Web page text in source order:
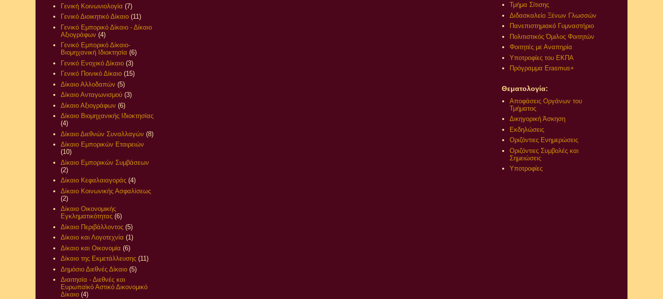
Γενική Κοινωνιολογία (7)
Γενικό Διοικητικό Δίκαιο (11)
Γενικό Εμπορικό Δίκαιο - Δίκαιο
Αξιογράφων (4)
Γενικό Εμπορικό Δίκαιο-
Βιομηχανική Ιδιοκτησία (6)
Γενικό Ενοχικό Δίκαιο (3)
Γενικό Ποινικό Δίκαιο (15)
Δίκαιο Αλλοδαπών (5)
Δίκαιο Ανταγωνισμού (3)
Δίκαιο Αξιογράφων (6)
Δίκαιο Βιομηχανικής Ιδιοκτησίας
(4)
Δίκαιο Διεθνών Συναλλαγών (8)
Δίκαιο Εμπορικών Εταιρειών
(10)
Δίκαιο Εμπορικών Συμβάσεων
(2)
Δίκαιο Κεφαλαιαγοράς (4)
Δίκαιο Κοινωνικής Ασφαλίσεως
(2)
Δίκαιο Οικονομικής
Εγκληματικότητας (6)
Δίκαιο Περιβάλλοντος (5)
Δίκαιο και Λογοτεχνία (1)
Δίκαιο και Οικονομία (6)
Δίκαιο της Εκμετάλλευσης (11)
Δημόσιο Διεθνές Δίκαιο (5)
Διαιτησία - Διεθνές και
Ευρωπαϊκό Αστικό Δικονομικό
Δίκαιο (4)
Τμήμα Σίτισης
Διδασκαλείο Ξένων Γλωσσών
Πανεπιστημιακό Γυμναστήριο
Πολιτιστικός Όμιλος Φοιτητών
Φοιτητές με Αναπηρία
Υποτροφίες του ΕΚΠΑ
Πρόγραμμα Erasmus+
Θεματολογία:
Αποφάσεις Οργάνων του
Τμήματος
Δικηγορική Άσκηση
Εκδηλώσεις
Οριζόντιες Ενημερώσεις
Οριζόντιες Συμβολές και
Σημειώσεις
Υποτροφίες